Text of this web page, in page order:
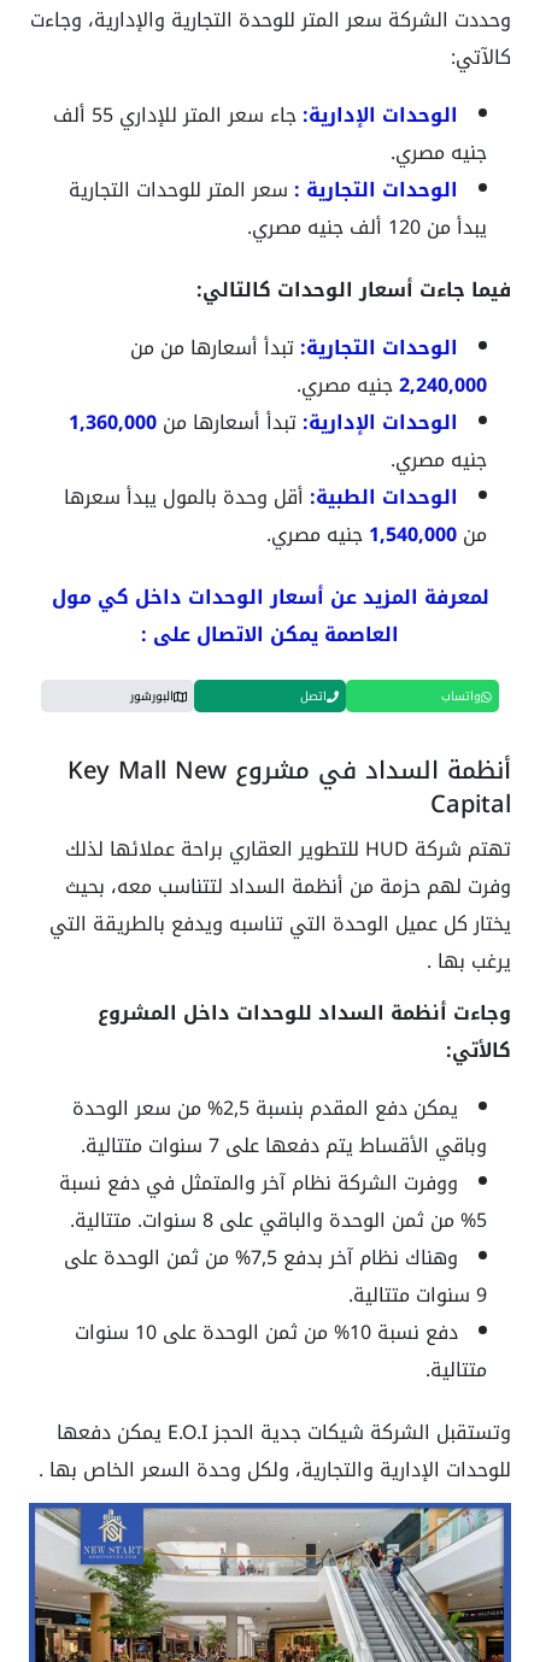
وحددت الشركة سعر المتر للوحدة التجارية والإدارية، وجاءت
كالآتي:
الوحدات الإدارية:جاء سعر المتر للإداري
55 ألف
جنيه مصري.
الوحدات التجارية : سعر المتر للوحدات التجارية
يبدأ من120 ألف جنيه مصري.
فيما جاءت أسعار الوحدات كالتالي:
الوحدات التجارية:تبدأ أسعارها من من
2,240,000جنيه مصري.
الوحدات الإدارية:تبدأ أسعارها من1,360,000
جنيه مصري.
الوحدات الطبية: أقل وحدة بالمول يبدأ سعرها
من1,540,000جنيه مصري.
لمعرفة المزيد عن أسعار الوحدات داخل كي مول
العاصمة يمكن الاتصال على :
واتساب اتصل البورشور
أنظمة السداد في مشروع Key Mall New
Capital
تهتم شركة HUD للتطوير العقاري براحة عملائها لذلك
وفرت لهم حزمة من أنظمة السداد لتتناسب معه، بحيث
يختار كل عميل الوحدة التي تناسبه ويدفع بالطريقة التي
يرغب بها .
وجاءت أنظمة السداد للوحدات داخل المشروع
كالأتي:
يمكن دفع المقدم بنسبة
من سعر الوحدة
وباقي الأقساط يتم دفعها على
ووفرت الشركة نظام آخر والمتمثل في دفع نسبة
5% م
ن ثمن الوحدة والباقي على
وهناك نظام آخر بدفع
من ثمن الوحدة على
9 سنوات متتالية.
دفع نسبة10% من ثمن الوحدة على
10 سنوات
متتالية.
وتستقبل الشركة شيكات جدية الحجز E.O.I يمكن دفعها
للوحدات الإدارية والتجارية، ولكل وحدة السعر الخاص بها .